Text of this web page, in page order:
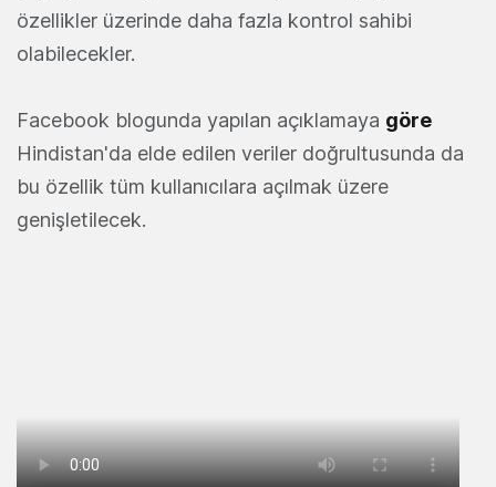
özellikler üzerinde daha fazla kontrol sahibi
olabilecekler.
Facebook blogunda yapılan açıklamaya göre
Hindistan'da elde edilen veriler doğrultusunda da
bu özellik tüm kullanıcılara açılmak üzere
genişletilecek.